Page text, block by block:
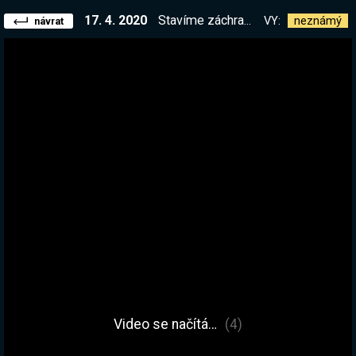
návrat 17. 4. 2020 Stavíme záchranné stroje +Gryzly. Hrajeme POPRVÉ :D VY: neznámý
Video se načítá… (4)